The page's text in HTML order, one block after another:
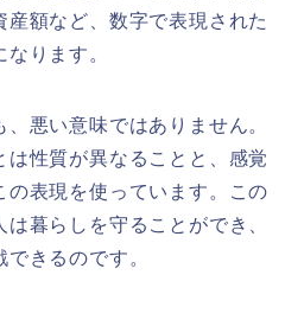
額など、数字で表現された
ります。
悪い意味ではありません。
性質が異なることと、感覚
の表現を使っています。この
暮らしを守ることができ、
きるのです。